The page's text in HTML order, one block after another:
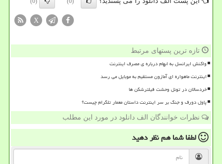
(0)
(0)
X
تازه ترین پستهای مرتبط
واکنش ایرانسل به ابهام درباره ی مصرف اینترنت
اینترنت ماهواره ای آمازون مستقیم به موبایل می رسد
خردسالان در تونل وحشت فیلترشکن ها
پاول دورف و جنگ بر سر اینترنت داستان معمار تلگرام چیست؟
نظرات خوانندگان الف دانلود در مورد این مطلب
لطفا شما همنظر دهید